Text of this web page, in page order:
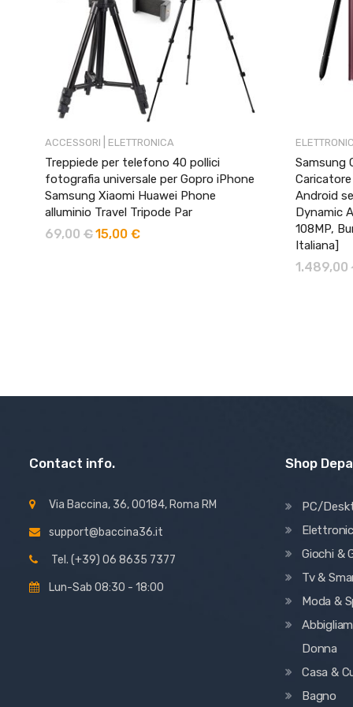
ACCESSORI ELETTRONICA
Treppiede per telefono 40 pollici
fotografia universale per Gopro iPhone
Samsung Xiaomi Huawei Phone
alluminio Travel Tripode Par
69,00 €15,00 €
Samsung
Android
Dynamic
108MP,
Italiana]
1.489,00
Contact info.
Via Baccina, 36, 00184, Roma RM
support@baccina36.it
Tel. (+39) 06 8635 7377
Lun-Sab 08:30 - 18:00
Shop
PC/
Giochi &
Tv &
Moda &
Donna
Casa &
Bagno